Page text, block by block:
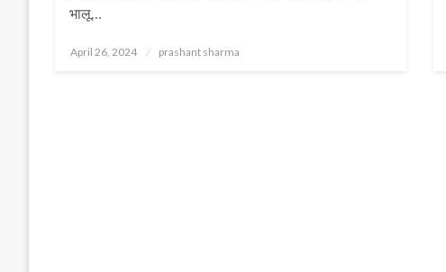
भालू…
Posted
April 26, 2024 prashant sharma